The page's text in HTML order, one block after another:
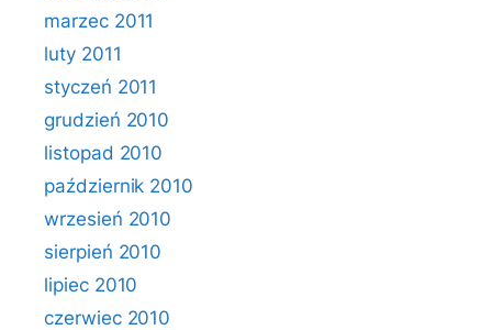
marzec 2011
luty 2011
styczeń 2011
grudzień 2010
listopad 2010
październik 2010
wrzesień 2010
sierpień 2010
lipiec 2010
czerwiec 2010